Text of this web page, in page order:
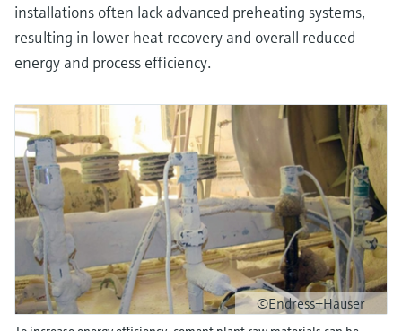
installations often lack advanced preheating systems,
resulting in lower heat recovery and overall reduced
energy and process efficiency.
©Endress+Hauser